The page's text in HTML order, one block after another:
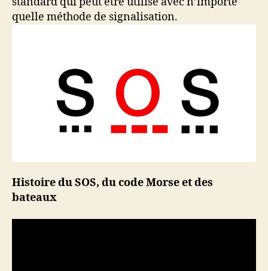
quelle méthode de signalisation.
Histoire du SOS, du code Morse et des
bateaux